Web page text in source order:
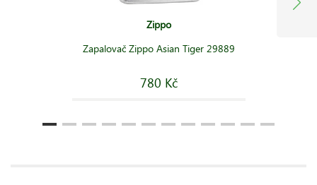
Zippo
Zapalovač Zippo Asian Tiger 29889
780 Kč